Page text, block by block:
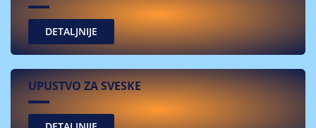
UPUSTVO ZA SVESKE